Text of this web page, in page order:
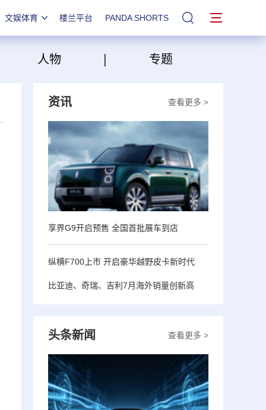
文娱体育 楼兰平台 PANDA SHORTS 站内搜索
人物 | 专题
查看更多 >
资讯
享界G9开启预售 全国首批展车到店
纵横F700上市 开启豪华越野皮卡新时代
比亚迪、奇瑞、吉利7月海外销量创新高
查看更多 >
头条新闻